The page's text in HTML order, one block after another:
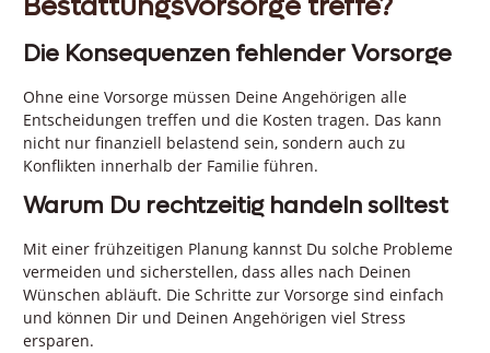
Die Konsequenzen fehlender Vorsorge
Ohne eine Vorsorge müssen Deine Angehörigen alle
Entscheidungen treffen und die Kosten tragen. Das kann
nicht nur finanziell belastend sein, sondern auch zu
Konflikten innerhalb der Familie führen.
Warum Du rechtzeitig handeln solltest
Mit einer frühzeitigen Planung kannst Du solche Probleme
vermeiden und sicherstellen, dass alles nach Deinen
Wünschen abläuft. Die Schritte zur Vorsorge sind einfach
und können Dir und Deinen Angehörigen viel Stress
ersparen.